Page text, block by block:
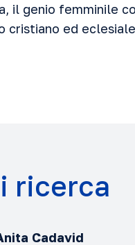
il genio femminile
cristiano ed
ricerca
Cadavid